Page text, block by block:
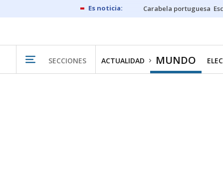
Carabela portuguesa
SECCIONES ACTUALIDAD MUNDO